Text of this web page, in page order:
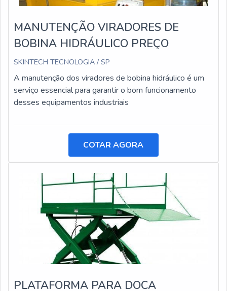
MANUTENÇÃO VIRADORES DE
BOBINA HIDRÁULICO PREÇO
SKINTECH TECNOLOGIA / SP
A manutenção dos viradores de bobina hidráulico é um
serviço essencial para garantir o bom funcionamento
desses equipamentos industriais
COTAR AGORA
PLATAFORMA PARA DOCA